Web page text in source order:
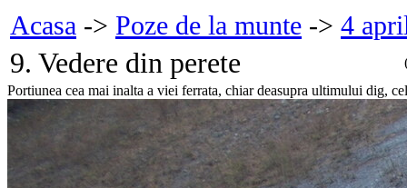
Acasa -> Poze de la munte -> 4
9. Vedere din perete
Portiunea cea mai inalta a viei ferrata, chiar deasupra ultimului dig,